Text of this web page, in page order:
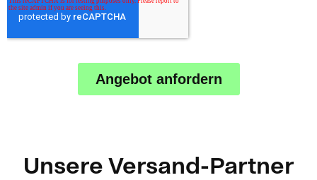
Unsere Versand-Partner